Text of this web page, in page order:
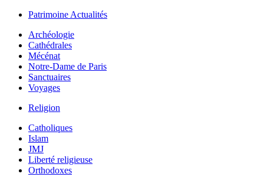
Patrimoine Actualités
Archéologie
Cathédrales
Mécénat
Notre-Dame de Paris
Sanctuaires
Voyages
Religion
Catholiques
Islam
JMJ
Liberté religieuse
Orthodoxes